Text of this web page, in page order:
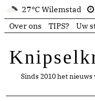
27°C Wilemstad
Over ons
TIPS? Uw
Sinds 2010 het